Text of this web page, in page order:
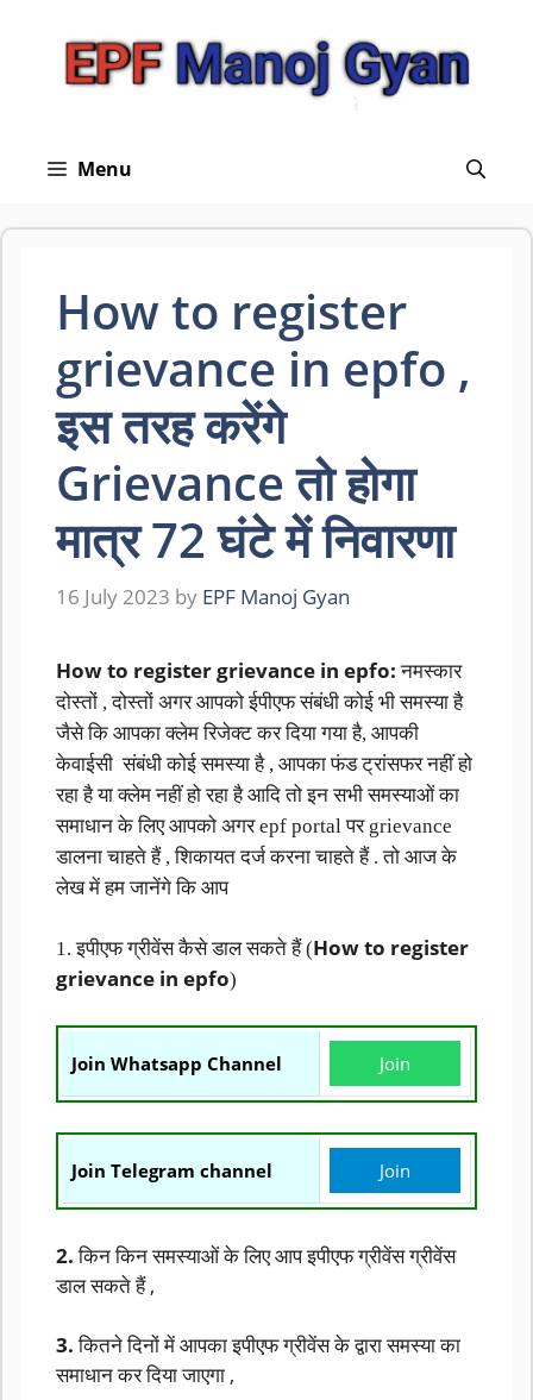
Menu
How to register
grievance in epfo ,
इस तरह करेंगे
Grievance तो होगा
मात्र 72 घंटे में निवारणा
16 July 2023 by EPF Manoj Gyan
How to register grievance in epfo: नमस्कार
दोस्तों , दोस्तों अगर आपको ईपीएफ संबंधी कोई भी समस्या है
जैसे कि आपका क्लेम रिजेक्ट कर दिया गया है, आपकी
केवाईसी संबंधी कोई समस्या है , आपका फंड ट्रांसफर नहीं हो
रहा है या क्लेम नहीं हो रहा है आदि तो इन सभी समस्याओं का
समाधान के लिए आपको अगर epf portal पर grievance
डालना चाहते हैं , शिकायत दर्ज करना चाहते हैं . तो आज के
लेख में हम जानेंगे कि आप
1. इपीएफ ग्रीवेंस कैसे डाल सकते हैं (How to register
grievance in epfo)
Join Whatsapp Channel Join
Join Telegram channel Join
2.किन किन समस्याओं के लिए आप इपीएफ ग्रीवेंस ग्रीवेंस
डाल सकते हैं ,
3.कितने दिनों में आपका इपीएफ ग्रीवेंस के द्वारा समस्या का
समाधान कर दिया जाएगा ,